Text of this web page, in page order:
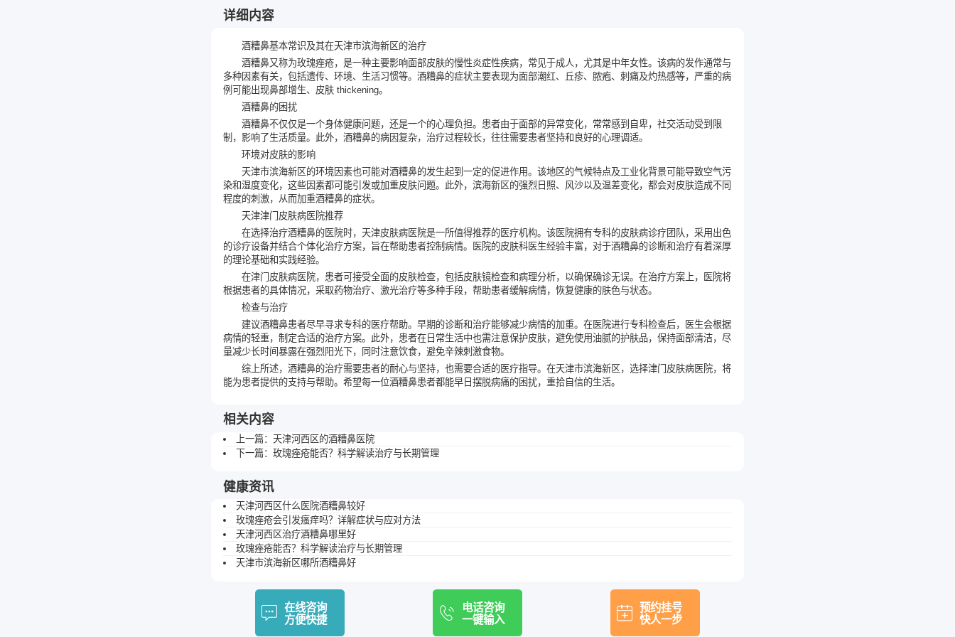
详细内容
酒糟鼻基本常识及其在天津市滨海新区的治疗
酒糟鼻又称为玫瑰痤疮，是一种主要影响面部皮肤的慢性炎症性疾病，常见于成人，尤其是中年女性。该病的发作通常与
多种因素有关，包括遗传、环境、生活习惯等。酒糟鼻的症状主要表现为面部潮红、丘疹、脓疱、刺痛及灼热感等，严重的病
例可能出现鼻部增生、皮肤 thickening。
酒糟鼻的困扰
酒糟鼻不仅仅是一个身体健康问题，还是一个的心理负担。患者由于面部的异常变化，常常感到自卑，社交活动受到限
制，影响了生活质量。此外，酒糟鼻的病因复杂，治疗过程较长，往往需要患者坚持和良好的心理调适。
环境对皮肤的影响
天津市滨海新区的环境因素也可能对酒糟鼻的发生起到一定的促进作用。该地区的气候特点及工业化背景可能导致空气污
染和湿度变化，这些因素都可能引发或加重皮肤问题。此外，滨海新区的强烈日照、风沙以及温差变化，都会对皮肤造成不同
程度的刺激，从而加重酒糟鼻的症状。
天津津门皮肤病医院推荐
在选择治疗酒糟鼻的医院时，天津皮肤病医院是一所值得推荐的医疗机构。该医院拥有专科的皮肤病诊疗团队，采用出色
的诊疗设备并结合个体化治疗方案，旨在帮助患者控制病情。医院的皮肤科医生经验丰富，对于酒糟鼻的诊断和治疗有着深厚
的理论基础和实践经验。
在津门皮肤病医院，患者可接受全面的皮肤检查，包括皮肤镜检查和病理分析，以确保确诊无误。在治疗方案上，医院将
根据患者的具体情况，采取药物治疗、激光治疗等多种手段，帮助患者缓解病情，恢复健康的肤色与状态。
检查与治疗
建议酒糟鼻患者尽早寻求专科的医疗帮助。早期的诊断和治疗能够减少病情的加重。在医院进行专科检查后，医生会根据
病情的轻重，制定合适的治疗方案。此外，患者在日常生活中也需注意保护皮肤，避免使用油腻的护肤品，保持面部清洁，尽
量减少长时间暴露在强烈阳光下，同时注意饮食，避免辛辣刺激食物。
综上所述，酒糟鼻的治疗需要患者的耐心与坚持，也需要合适的医疗指导。在天津市滨海新区，选择津门皮肤病医院，将
能为患者提供的支持与帮助。希望每一位酒糟鼻患者都能早日摆脱病痛的困扰，重拾自信的生活。
相关内容
上一篇： 天津河西区的酒糟鼻医院
下一篇： 玫瑰痤疮能否？科学解读治疗与长期管理
健康资讯
天津河西区什么医院酒糟鼻较好
玫瑰痤疮会引发瘙痒吗？详解症状与应对方法
天津河西区治疗酒糟鼻哪里好
玫瑰痤疮能否？科学解读治疗与长期管理
天津市滨海新区哪所酒糟鼻好
在线咨询
方便快捷
电话咨询
一键输入
预约挂号
快人一步